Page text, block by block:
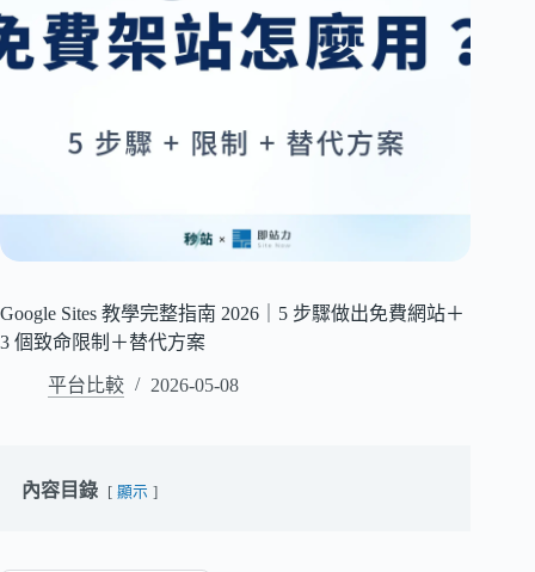
Google Sites 教學完整指南 2026｜5 步驟做出免費網站＋
3 個致命限制＋替代方案
平台比較 2026-05-08
內容目錄 顯示